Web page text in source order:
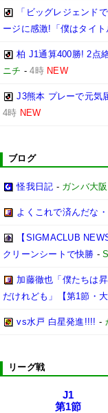
「ビッグレジェンド
ージに感激!「僕はタイ
柏 J1通算400勝! 2点
ニチ -4時 NEW
J3熊本 プレーで元気
4時 NEW
ブログ
怪我日記 - ガンバ大
よくこれで済んだな
【SIGMACLUB
クリーンシートで快勝 -
加藤徹也「僕たちは
だけれども」【第1節・
vs水戸 白星発進!!!! -
リーグ戦
J1
第1節